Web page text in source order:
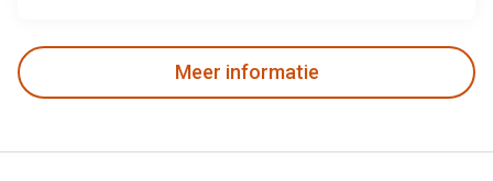
Meer informatie